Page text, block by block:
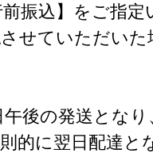
振込】をご指定
せていただいた
後の発送となり
的に翌日配達と